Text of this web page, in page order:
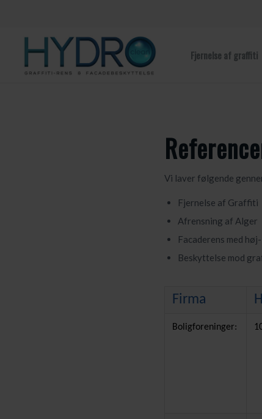
Fjernelse af graffiti
Vi laver følgende
Fjernelse af Graffiti
Afrensning af Alger
Facaderens med
Beskyttelse mod
Firma
Boligforeninger: